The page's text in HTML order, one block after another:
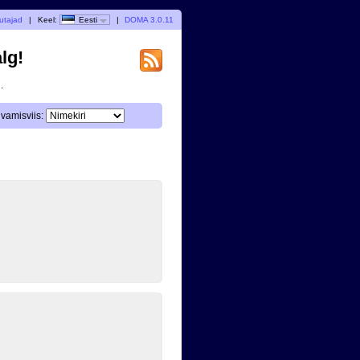
| Keel: Eesti | DOMA 3.0.11